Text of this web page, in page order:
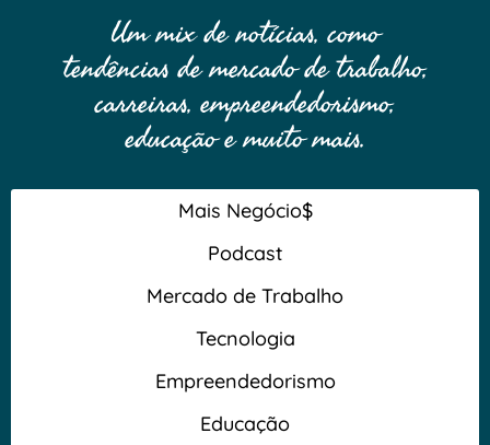
Um mix de notícias, como
tendências de mercado de trabalho,
carreiras, empreendedorismo,
educação e muito mais.
Mais Negócio$
Podcast
Mercado de Trabalho
Tecnologia
Empreendedorismo
Educação